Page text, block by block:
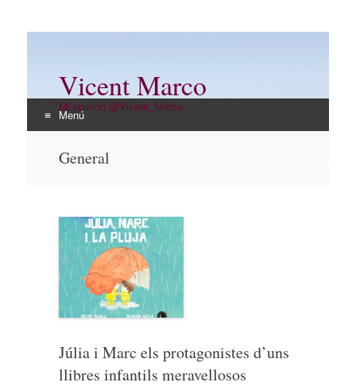
Vicent Marco
Mi opinión @Vicent_Marco
Menú
General
Júlia i Marc els protagonistes d’uns
llibres infantils meravellosos